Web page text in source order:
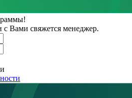
с Вами свяжется менеджер.